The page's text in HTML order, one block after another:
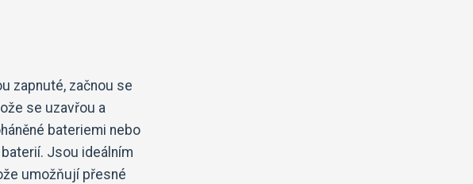
zapnuté, začnou se
se uzavřou a
bateriemi nebo
Jsou ideálním
umožňují přesné